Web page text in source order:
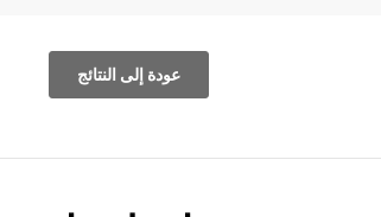
عودة إلى النتائج